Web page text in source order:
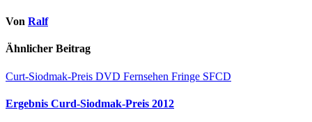
Von Ralf
Ähnlicher Beitrag
Curt-Siodmak-Preis DVD Fernsehen Fringe SFCD
Ergebnis Curd-Siodmak-Preis 2012